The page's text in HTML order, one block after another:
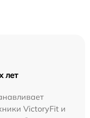
лет
VictoryFit и